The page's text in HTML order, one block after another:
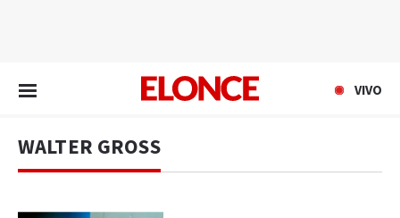
VIVO
WALTER GROSS